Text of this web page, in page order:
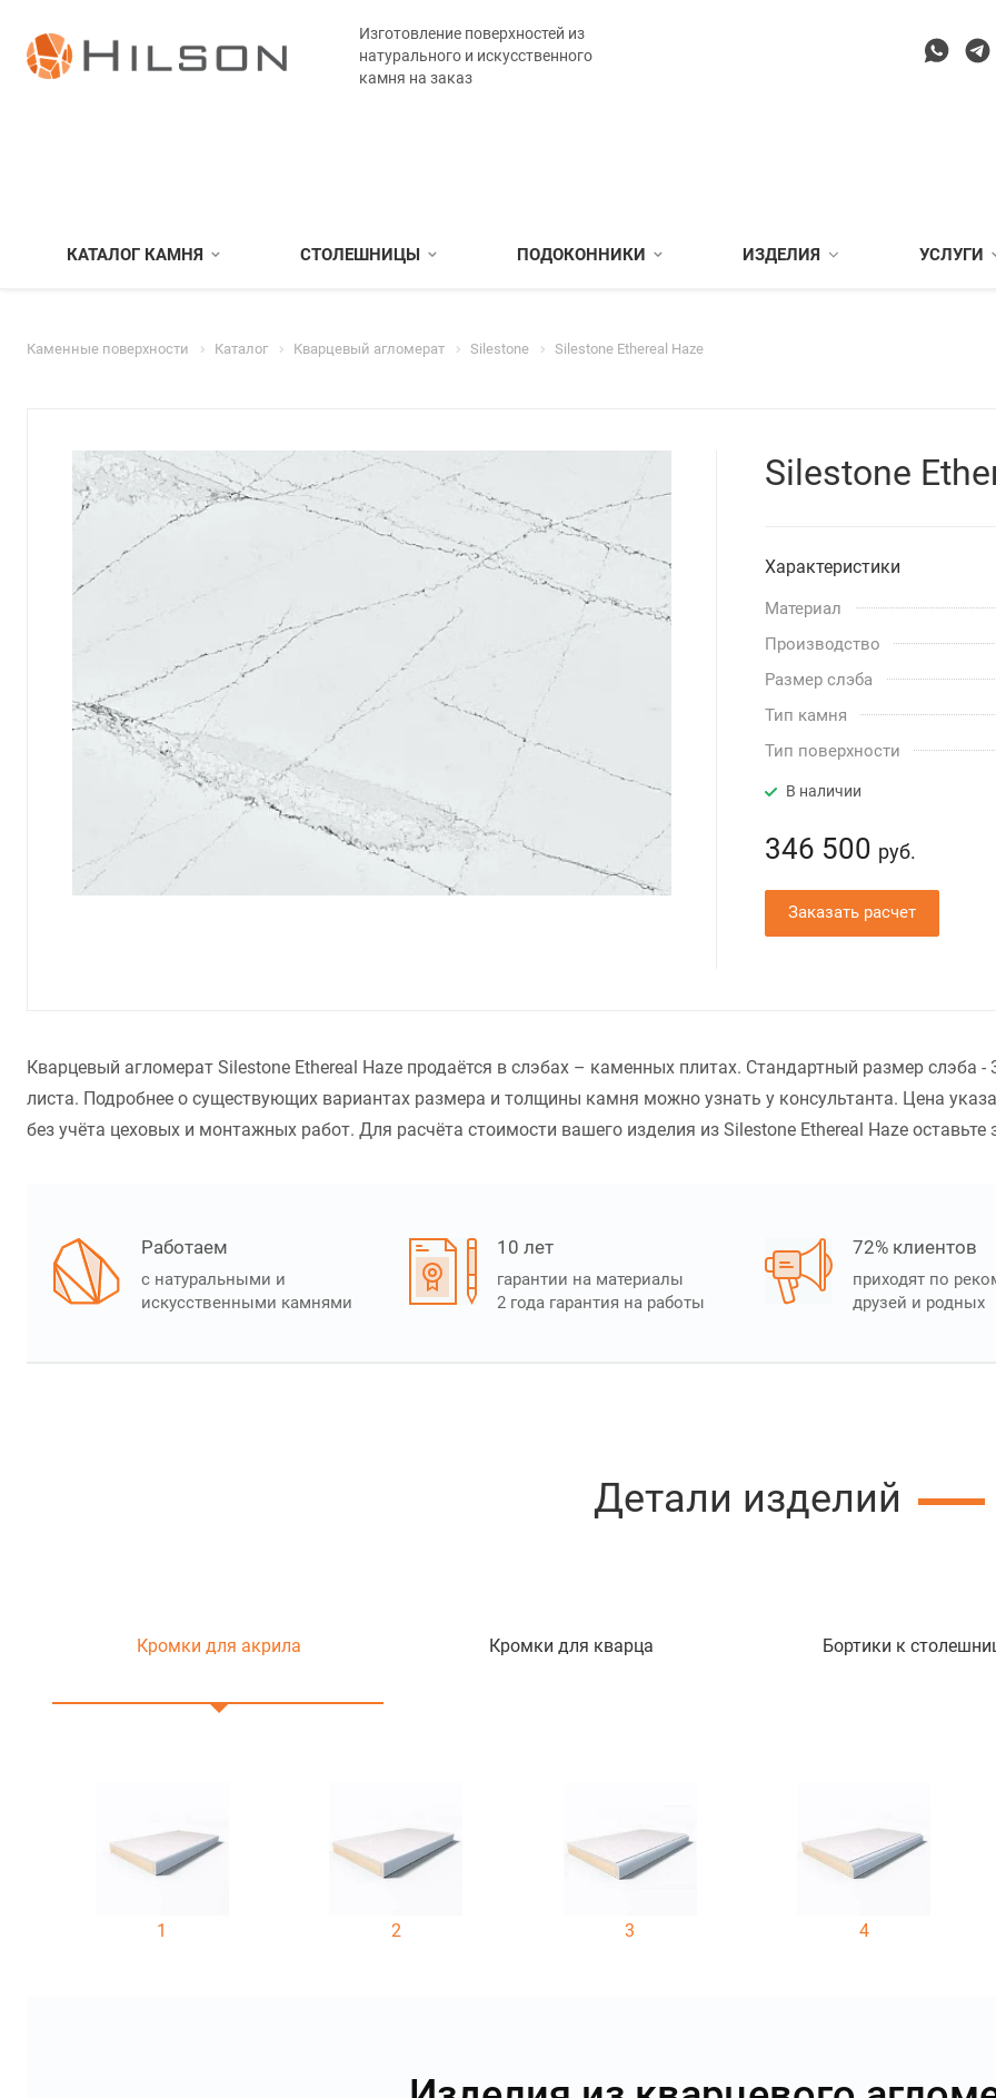
Изготовление поверхностей из
натурального и искусственного
камня на заказ
КАТАЛОГ КАМНЯ СТОЛЕШНИЦЫ ПОДОКОННИКИ ИЗДЕЛИЯ УСЛУГИ
Каменные поверхности Каталог Кварцевый агломерат Silestone Silestone Ethereal Haze
Silestone
Характеристики
Материал
Производство
Размер слэба
Тип камня
Тип поверхности
В наличии
346 500 руб.
Заказать расчет
Кварцевый агломерат Silestone Ethereal Haze продаётся в слэбах – каменных плитах. Стандартный размер
листа. Подробнее о существующих вариантах размера и толщины камня можно узнать у консультанта. Цена
без учёта цеховых и монтажных работ. Для расчёта стоимости вашего изделия из Silestone Ethereal Haze оставьте
Работаем
с натуральными и
искусственными камнями
10 лет
гарантии на материалы
2 года гарантия на работы
72% клиентов
приходят по
друзей и родных
Детали изделий
Кромки для акрила Кромки для кварца Бортики к
1 2 3 4